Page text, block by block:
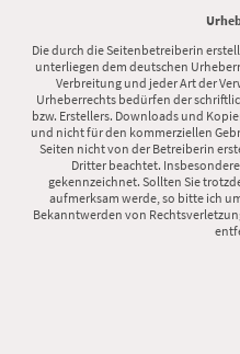
Die durch die Seitenbetreiberin
unterliegen dem deutschen
Verbreitung und jeder Art der
Urheberrechts bedürfen der
bzw. Erstellers. Downloads und
und nicht für den kommerziellen
Seiten nicht von der Betreiberin
Dritter beachtet.
gekennzeichnet. Sollten Sie
aufmerksam werde, so bitte ich
Bekanntwerden von